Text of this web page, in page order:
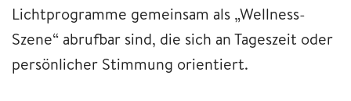
Lichtprogramme gemeinsam als „Wellness-
Szene“ abrufbar sind, die sich an Tageszeit oder
persönlicher Stimmung orientiert.